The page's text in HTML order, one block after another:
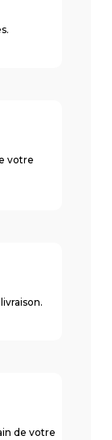
votre
de votre